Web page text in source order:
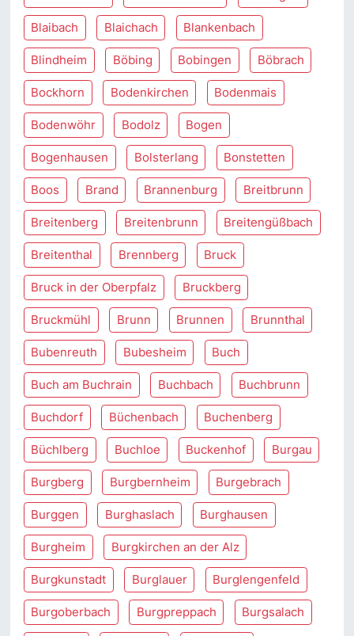
Blaibach Blaichach Blankenbach
Blindheim Böbing Bobingen Böbrach
Bockhorn Bodenkirchen Bodenmais
Bodenwöhr Bodolz Bogen
Bogenhausen Bolsterlang Bonstetten
Boos Brand Brannenburg Breitbrunn
Breitenberg Breitenbrunn Breitengüßbach
Breitenthal Brennberg Bruck
Bruck in der Oberpfalz Bruckberg
Bruckmühl Brunn Brunnen Brunnthal
Bubenreuth Bubesheim Buch
Buch am Buchrain Buchbach Buchbrunn
Buchdorf Büchenbach Buchenberg
Büchlberg Buchloe Buckenhof Burgau
Burgberg Burgbernheim Burgebrach
Burggen Burghaslach Burghausen
Burgheim Burgkirchen an der Alz
Burgkunstadt Burglauer Burglengenfeld
Burgoberbach Burgpreppach Burgsalach